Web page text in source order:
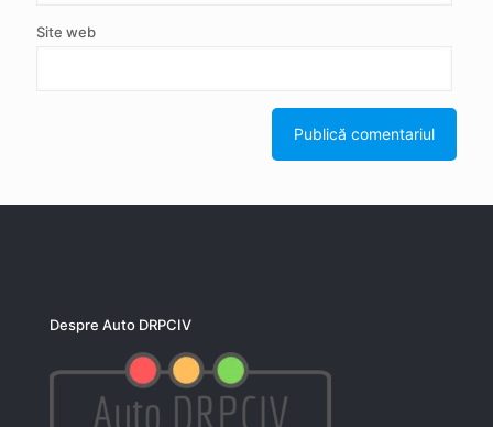
Site web
Despre Auto DRPCIV